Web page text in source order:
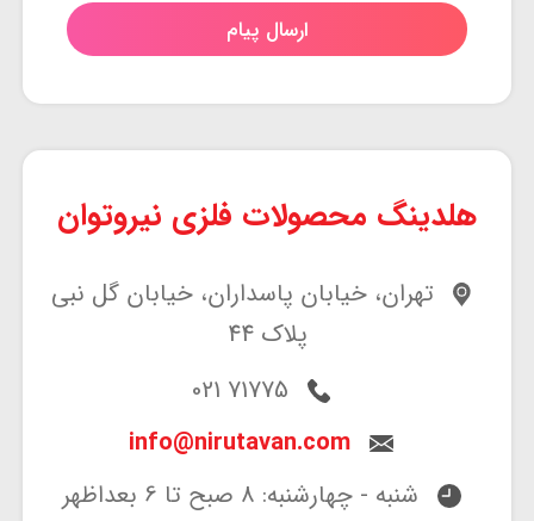
ارسال پیام
هلدینگ محصولات فلزی نیروتوان
تهران، خیابان پاسداران، خیابان گل نبی
پلاک 44
info@nirutavan.com
شنبه - چهارشنبه: 8 صبح تا 6 بعداظهر